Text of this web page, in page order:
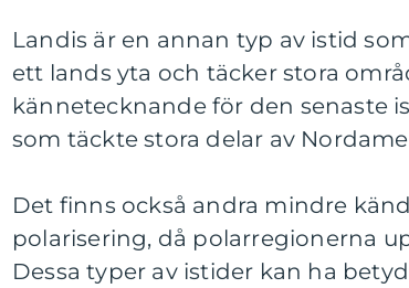
Landis är en annan typ av istid
ett lands yta och täcker stora
kännetecknande för den senaste
som täckte stora delar av
Det finns också andra mindre
polarisering, då polarregionerna
Dessa typer av istider kan ha